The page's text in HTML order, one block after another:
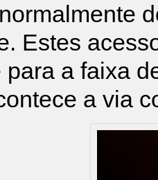
Estes
a faixa
a via